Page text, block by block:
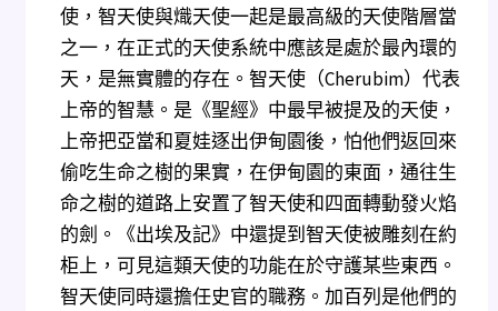
使，智天使與熾天使一起是最高級的天使階層當
之一，在正式的天使系統中應該是處於最內環的
天，是無實體的存在。智天使（Cherubim）代表
上帝的智慧。是《聖經》中最早被提及的天使，
上帝把亞當和夏娃逐出伊甸園後，怕他們返回來
偷吃生命之樹的果實，在伊甸園的東面，通往生
命之樹的道路上安置了智天使和四面轉動發火焰
的劍。《出埃及記》中還提到智天使被雕刻在約
柜上，可見這類天使的功能在於守護某些東西。
智天使同時還擔任史官的職務。加百列是他們的